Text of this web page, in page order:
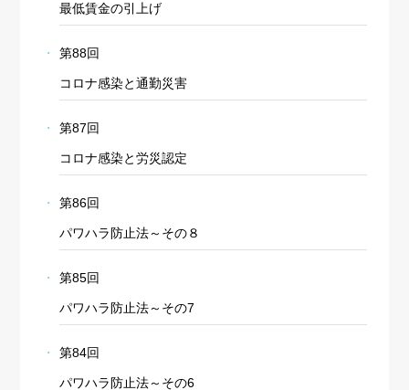
最低賃金の引上げ
第88回
コロナ感染と通勤災害
第87回
コロナ感染と労災認定
第86回
パワハラ防止法～その８
第85回
パワハラ防止法～その7
第84回
パワハラ防止法～その6